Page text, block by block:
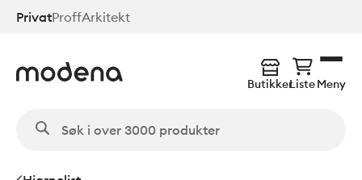
Hopp
PrivatProffArkitekt
ButikkerListeMeny